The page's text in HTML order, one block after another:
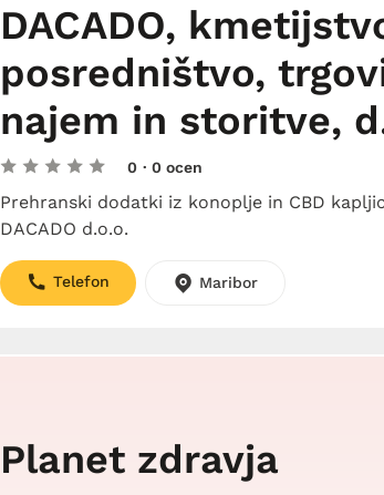
DACADO,
posredništvo,
najem in storitve,
0 · 0 ocen
Prehranski dodatki iz konoplje in CBD
DACADO d.o.o.
Telefon Maribor
Planet zdravja